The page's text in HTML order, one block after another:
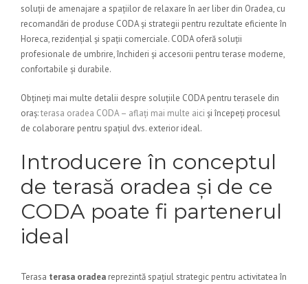
soluții de amenajare a spațiilor de relaxare în aer liber din Oradea, cu
recomandări de produse CODA și strategii pentru rezultate eficiente în
Horeca, rezidențial și spații comerciale. CODA oferă soluții
profesionale de umbrire, închideri și accesorii pentru terase moderne,
confortabile și durabile.
Obțineți mai multe detalii despre soluțiile CODA pentru terasele din
oraș:terasa oradea CODA – aflați mai multe aici și începeți procesul
de colaborare pentru spațiul dvs. exterior ideal.
Introducere în conceptul
de terasă oradea și de ce
CODA poate fi partenerul
ideal
Terasa terasa oradea reprezintă spațiul strategic pentru activitatea în